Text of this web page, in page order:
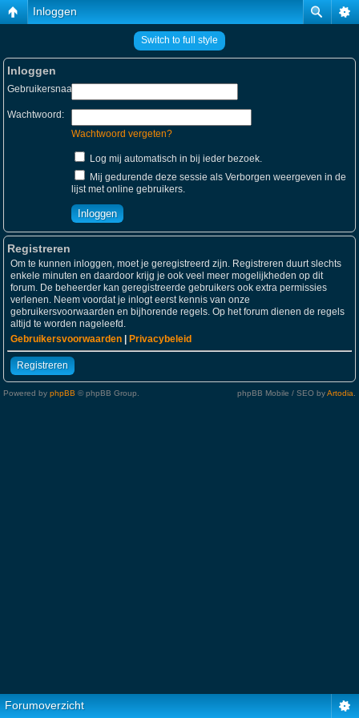
Inloggen
Switch to full style
Inloggen
Gebruikersnaam:
Wachtwoord:
Wachtwoord vergeten?
Log mij automatisch in bij ieder bezoek.
Mij gedurende deze sessie als Verborgen weergeven in de
lijst met online gebruikers.
Registreren
Om te kunnen inloggen, moet je geregistreerd zijn. Registreren duurt slechts
enkele minuten en daardoor krijg je ook veel meer mogelijkheden op dit
forum. De beheerder kan geregistreerde gebruikers ook extra permissies
verlenen. Neem voordat je inlogt eerst kennis van onze
gebruikersvoorwaarden en bijhorende regels. Op het forum dienen de regels
altijd te worden nageleefd.
Gebruikersvoorwaarden
Privacybeleid
Registreren
Powered by phpBB © phpBB Group. phpBB Mobile / SEO byArtodia
Forumoverzicht